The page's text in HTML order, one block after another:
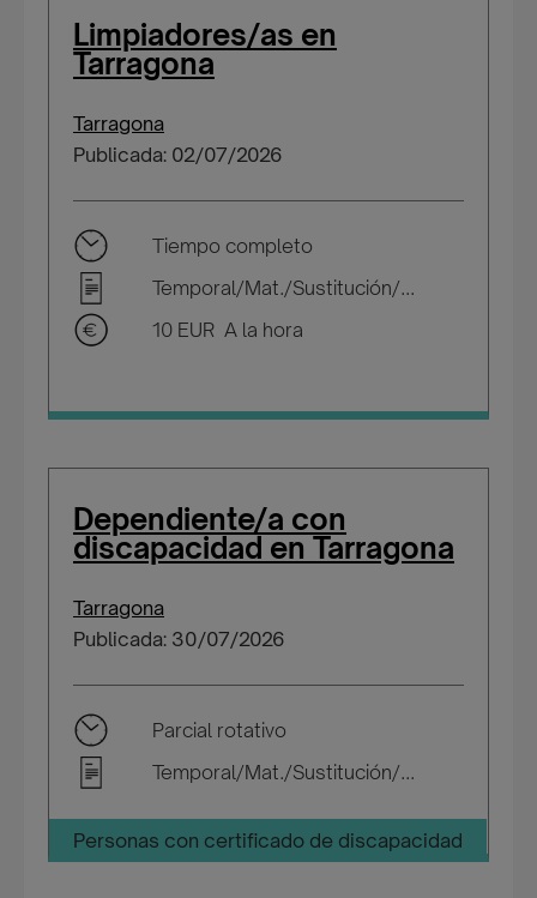
Limpiadores/as en
Tarragona
Tarragona
Publicada: 02/07/2026
Tiempo completo
Temporal/Mat./Sustitución/...
10 EUR A la hora
Dependiente/a con
discapacidad en Tarragona
Tarragona
Publicada: 30/07/2026
Parcial rotativo
Temporal/Mat./Sustitución/...
Personas con certificado de discapacidad